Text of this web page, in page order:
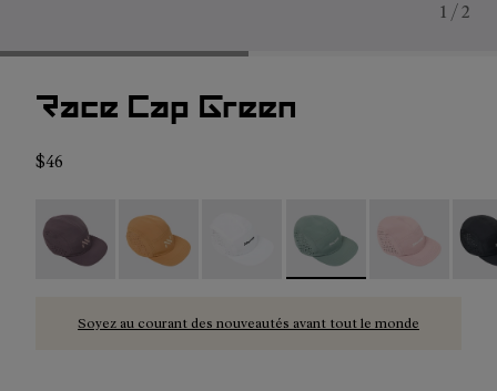
1 / 2
Race Cap Green
$46
Race Cap Purple - N1ARC03-007
Race Cap Orange - N1ARC03-006
Race Cap White - N1ARC03-004
Race Cap Green -
Race Cap
Soyez au courant des nouveautés avant tout le monde